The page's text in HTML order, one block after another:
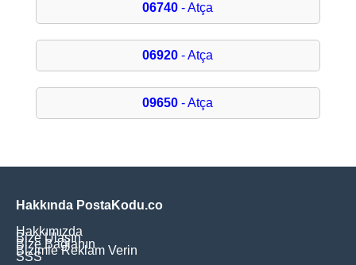
06740 - Atça
06920 - Atça
09650 - Atça
Hakkında PostaKodu.co
Hakkımızda
Bize Ulaşın
Bize Bağlanın
Bizimle Reklam Verin
SSS